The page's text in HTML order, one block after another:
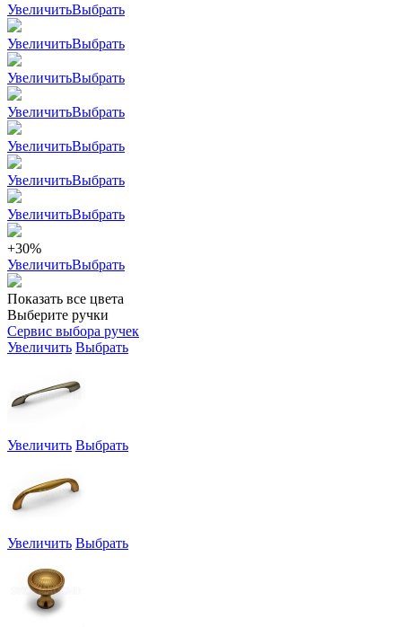
УвеличитьВыбрать
УвеличитьВыбрать
УвеличитьВыбрать
УвеличитьВыбрать
УвеличитьВыбрать
УвеличитьВыбрать
УвеличитьВыбрать
+30%
УвеличитьВыбрать
Показать все цвета
Выберите ручки
Сервис выбора ручек
Увеличить Выбрать
Увеличить Выбрать
Увеличить Выбрать